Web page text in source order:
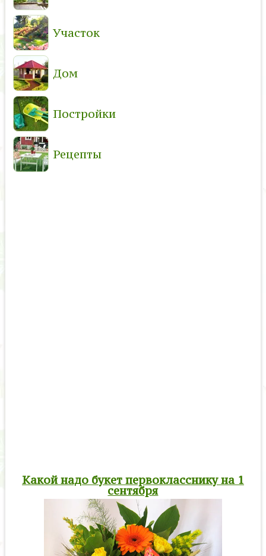
Участок
Дом
Постройки
Рецепты
Какой надо букет первокласснику на 1
сентября